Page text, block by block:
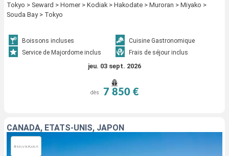
Tokyo > Seward > Homer > Kodiak > Hakodate > Muroran > Miyako >
Souda Bay > Tokyo
Boissons incluses
Cuisine Gastronomique
Service de Majordome inclus
Frais de séjour inclus
jeu. 03 sept. 2026
dès 7 850 €
CANADA, ÉTATS-UNIS, JAPON